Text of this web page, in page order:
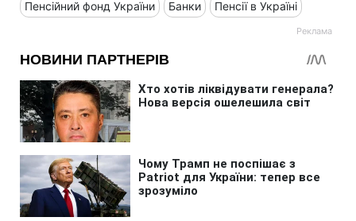
Пенсійний фонд України Банки Пенсії в Україні